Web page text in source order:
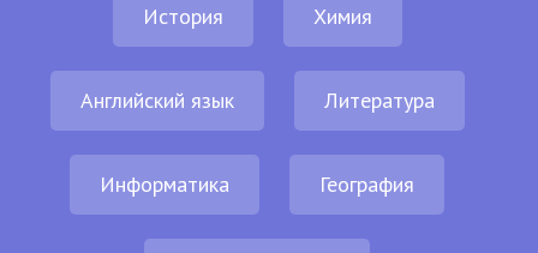
История Химия
Английский язык Литература
Информатика География